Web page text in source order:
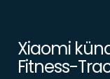
Xiaomi
Fitness-